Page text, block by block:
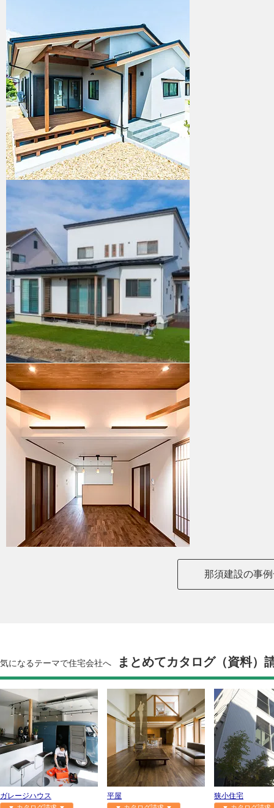
那須建設の事
気になるテーマで住宅会社へ まとめてカタログ（資料）
ガレージハウス
平屋
狭小住宅